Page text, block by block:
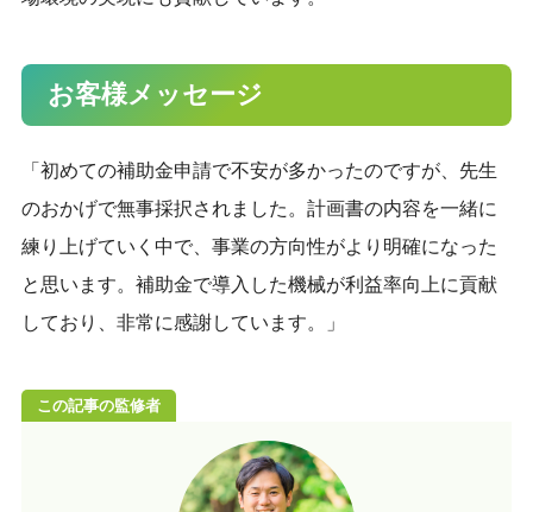
お客様メッセージ
「初めての補助金申請で不安が多かったのですが、先生
のおかげで無事採択されました。計画書の内容を一緒に
練り上げていく中で、事業の方向性がより明確になった
と思います。補助金で導入した機械が利益率向上に貢献
しており、非常に感謝しています。」
この記事の監修者